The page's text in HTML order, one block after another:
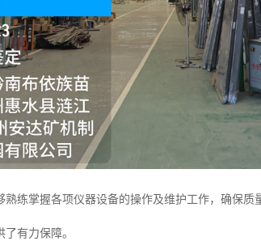
练掌握各项仪器设备的操作及维护工作，确保质
有力保障。